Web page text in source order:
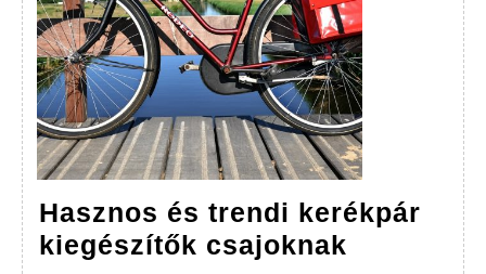
Hasznos és trendi kerékpár
kiegészítők csajoknak Hasznos